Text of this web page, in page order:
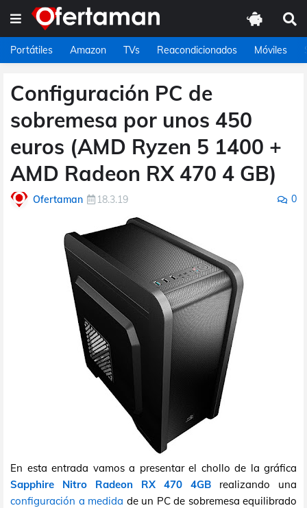
Portátiles Amazon TVs Reacondicionados Móviles
Configuración PC de
sobremesa por unos 450
euros (AMD Ryzen 5 1400 +
AMD Radeon RX 470 4 GB)
Ofertaman 18.3.19 0
En esta entrada vamos a presentar el chollo de la gráfica
Sapphire Nitro Radeon RX 470 4GB realizando una
configuración a medida de un PC de sobremesa equilibrado